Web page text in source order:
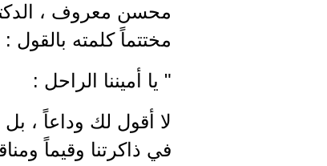
محسن معروف ،
مختتماً كلمته بالقول :
" يا أميننا الراحل :
لا أقول لك وداعاً ،
في ذاكرتنا وقيماً